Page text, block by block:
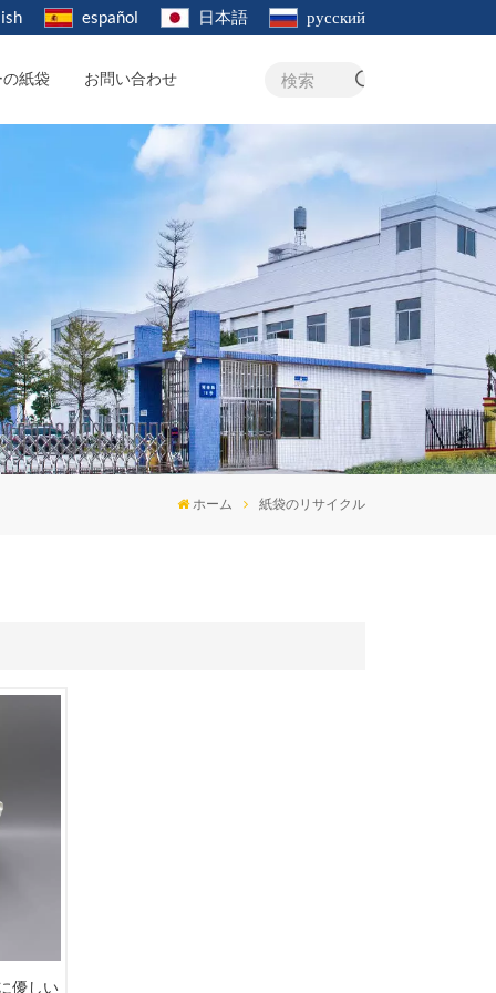
español 日本語 русский
紙袋 お問い合わせ 検索
ホーム 紙袋のリサイクル
優しい